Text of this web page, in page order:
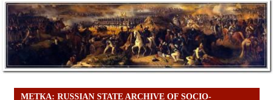
МЕТКА: RUSSIAN STATE ARCHIVE OF SOCIO-